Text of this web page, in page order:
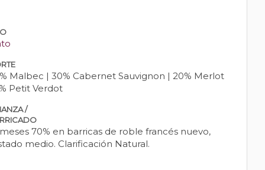
Malbec | 30% Cabernet Sauvignon | 20% Merlot
Petit Verdot
/
70% en barricas de roble francés nuevo,
medio. Clarificación Natural.